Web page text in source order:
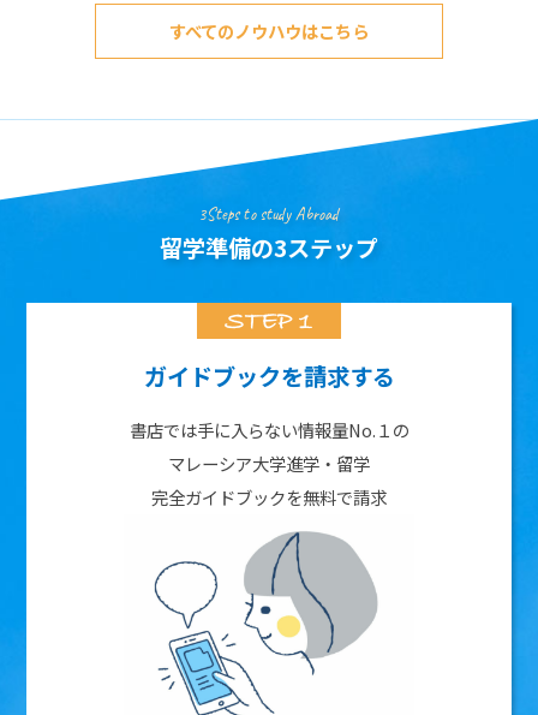
すべてのノウハウはこちら
3Steps to study Abroad
留学準備の3ステップ
ガイドブックを請求する
書店では手に入らない情報量No.１の
マレーシア大学進学・留学
完全ガイドブックを無料で請求